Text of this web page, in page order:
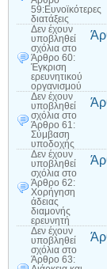
59:Ευνοϊκότερες
διατάξεις
Δεν έχουν
υποβληθεί
σχόλια στο
Άρθρο 60:
Έγκριση
ερευνητικού
οργανισμού
Δεν έχουν
υποβληθεί
σχόλια στο
Άρθρο 61:
Σύμβαση
υποδοχής
Δεν έχουν
υποβληθεί
σχόλια στο
Άρθρο 62:
Χορήγηση
άδειας
διαμονής
ερευνητή
Δεν έχουν
υποβληθεί
σχόλια στο
Άρθρο 63: